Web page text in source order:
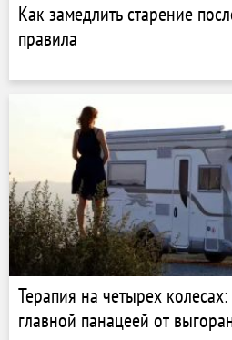
Как замедлить старение
правила
Терапия на четырех
главной панацеей от